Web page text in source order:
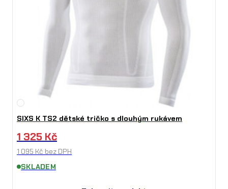
SIXS K TS2 dětské tričko s dlouhým rukávem
1 325 Kč
1 095 Kč bez DPH
SKLADEM